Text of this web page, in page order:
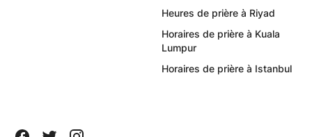
Heures de prière à Riyad
Horaires de prière à Kuala
Lumpur
Horaires de prière à Istanbul